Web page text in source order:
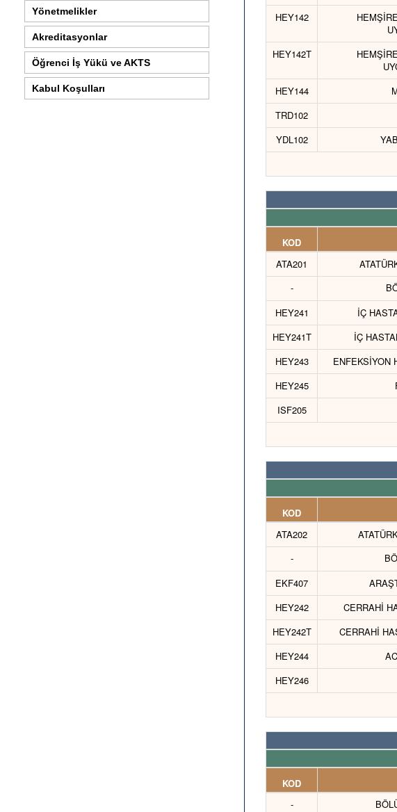
Yönetmelikler
Akreditasyonlar
Öğrenci İş Yükü ve AKTS
Kabul Koşulları
HEY142
HEY142T
HEY144
TRD102
YDL102
KOD
ATA201
-
HEY241
İÇ
HEY241T
İÇ
HEY243
ENFEKSİYON
HEY245
ISF205
KOD
ATA202
-
EKF407
HEY242
CERRAHİ
HEY242T
CERRAHİ
HEY244
HEY246
KOD
-